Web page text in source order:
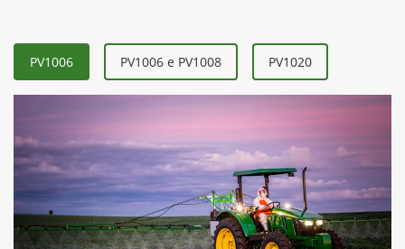
PV1006 PV1006 e PV1008 PV1020